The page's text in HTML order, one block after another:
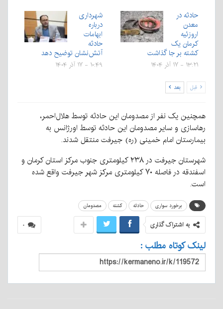
حادثه در
معدن
اروزئیه
کرمان یک
کشته بر جا گذاشت
۱۳:۲۱ - ۱۷ آذر ۱۴۰۴
شهرداری
درباره
ابهامات
حادثه
آتش‌نشان توضیح دهد
۱۰:۴۹ - ۱۷ آذر ۱۴۰۴
قبل بعد
همچنین یک نفر از مصدومان این حادثه توسط هلال‌احمر،
رهاسازی و سایر مصدومان این حادثه توسط اورژانس به
بیمارستان امام خمینی (ره) جیرفت منتقل شدند.
شهرستان جیرفت در ۲۳۸ کیلومتری جنوب مرکز استان کرمان و
اسفندقه در فاصله ۷۰ کیلومتری مرکز شهر جیرفت واقع شده
است.
برخورد سواری حادثه کشته مصدومان
۰ به اشتراک گذاری
لینک کوتاه مطلب :